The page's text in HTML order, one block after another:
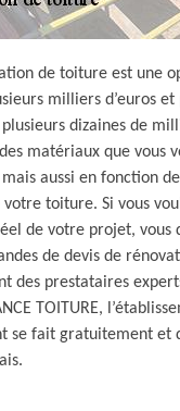
de toiture est une
milliers d’euros
dizaines de
matériaux que vous
aussi en fonction
toiture. Si vous
de votre projet, vous
de devis de
des prestataires
TOITURE,
se fait gratuitement et